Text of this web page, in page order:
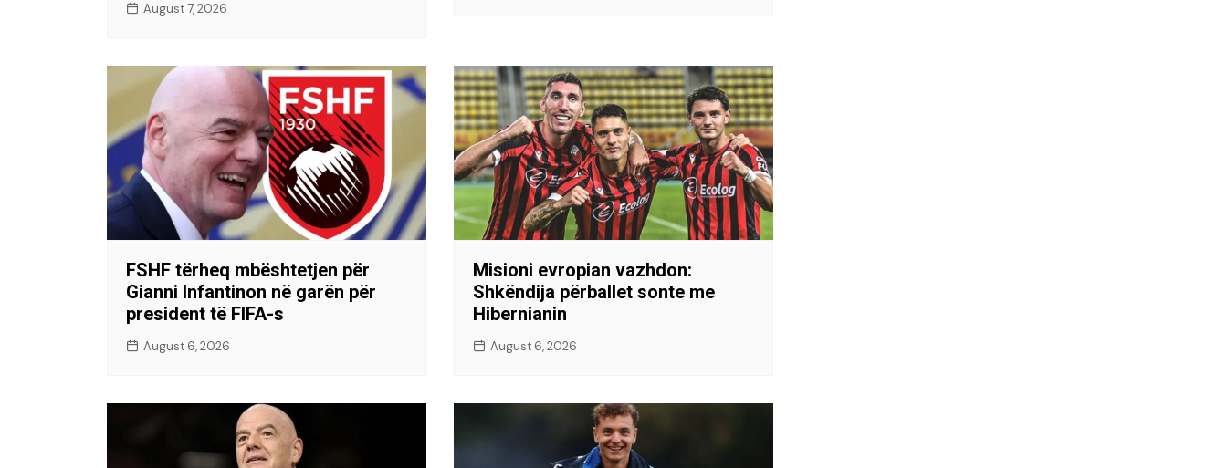
August 7, 2026
FSHF tërheq mbështetjen për
Gianni Infantinon në garën për
president të FIFA-s
August 6, 2026
Misioni evropian vazhdon:
Shkëndija përballet sonte me
Hibernianin
August 6, 2026